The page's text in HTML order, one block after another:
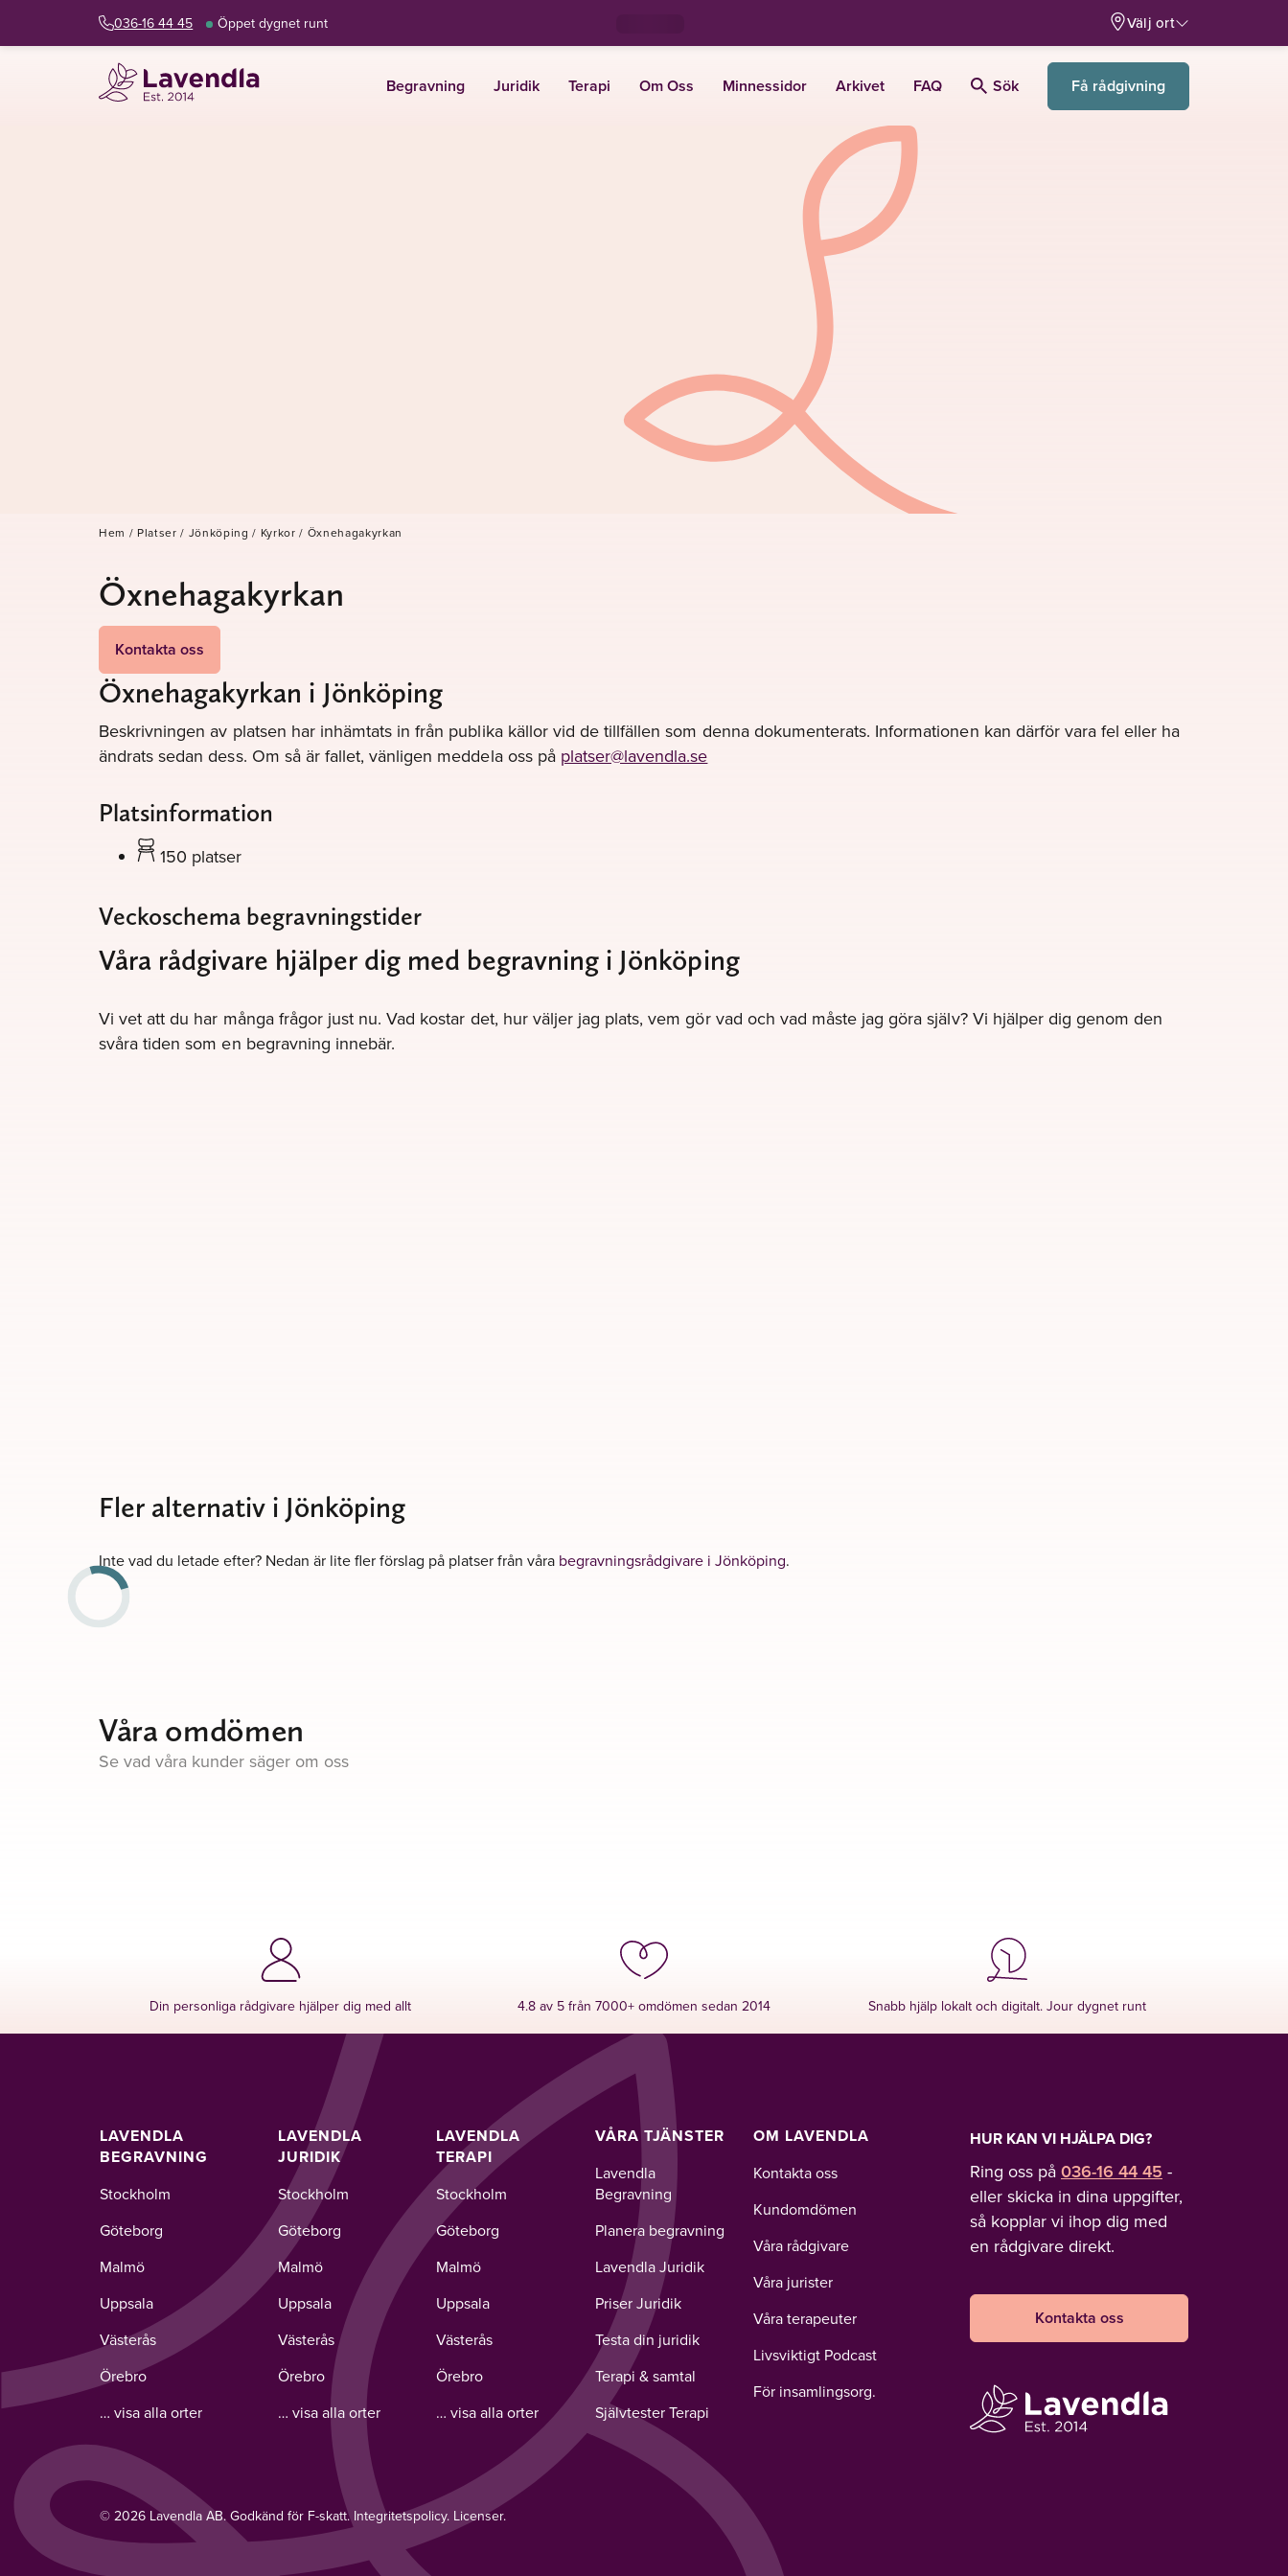
036-16 44 45 Öppet dygnet runt Välj ort
Begravning Juridik Terapi Om Oss Minnessidor Arkivet FAQ Sök Få rådgivning
Hem / Platser / Jönköping / Kyrkor / Öxnehagakyrkan
Öxnehagakyrkan
Kontakta oss
Öxnehagakyrkan i Jönköping
Beskrivningen av platsen har inhämtats in från publika källor vid de tillfällen som denna dokumenterats. Informationen kan därför vara fel eller ha
ändrats sedan dess. Om så är fallet, vänligen meddela oss på platser@lavendla.se
Platsinformation
150 platser
Veckoschema begravningstider
Våra rådgivare hjälper dig med begravning i Jönköping
Vi vet att du har många frågor just nu. Vad kostar det, hur väljer jag plats, vem gör vad och vad måste jag göra själv? Vi hjälper dig genom den
svåra tiden som en begravning innebär.
Fler alternativ i Jönköping
Inte vad du letade efter? Nedan är lite fler förslag på platser från våra begravningsrådgivare i Jönköping.
Våra omdömen
Se vad våra kunder säger om oss
Din personliga rådgivare hjälper dig med allt 4.8 av 5 från 7000+ omdömen sedan 2014 Snabb hjälp lokalt och digitalt. Jour dygnet runt
LAVENDLA
BEGRAVNING
Stockholm
Göteborg
Malmö
Uppsala
Västerås
Örebro
… visa alla orter
LAVENDLA
JURIDIK
Stockholm
Göteborg
Malmö
Uppsala
Västerås
Örebro
… visa alla orter
LAVENDLA
TERAPI
Stockholm
Göteborg
Malmö
Uppsala
Västerås
Örebro
… visa alla orter
VÅRA TJÄNSTER
Lavendla
Begravning
Planera begravning
Lavendla Juridik
Priser Juridik
Testa din juridik
Terapi & samtal
Självtester Terapi
OM LAVENDLA
Kontakta oss
Kundomdömen
Våra rådgivare
Våra jurister
Våra terapeuter
Livsviktigt Podcast
För insamlingsorg.
HUR KAN VI HJÄLPA DIG?
Ring oss på 036-16 44 45 -
eller skicka in dina uppgifter,
så kopplar vi ihop dig med
en rådgivare direkt.
Kontakta oss
© 2026 Lavendla AB. Godkänd för F-skatt. Integritetspolicy. Licenser.